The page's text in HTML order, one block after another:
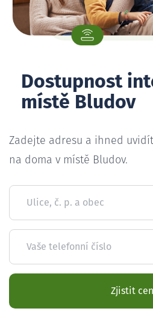
Dostupnost
místě Bludov
Zadejte adresu a ihned
na doma v místě Bludov.
Ulice, č. p. a obec
Vaše telefonní číslo
Zjistit